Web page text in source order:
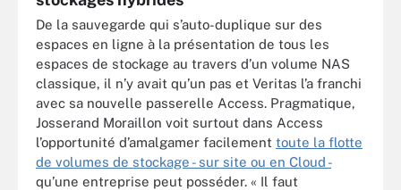
De la sauvegarde qui s’auto-duplique sur des
espaces en ligne à la présentation de tous les
espaces de stockage au travers d’un volume NAS
classique, il n’y avait qu’un pas et Veritas l’a franchi
avec sa nouvelle passerelle Access. Pragmatique,
Josserand Moraillon voit surtout dans Access
l’opportunité d’amalgamer facilement toute la flotte
de volumes de stockage - sur site ou en Cloud -
qu’une entreprise peut posséder. « Il faut